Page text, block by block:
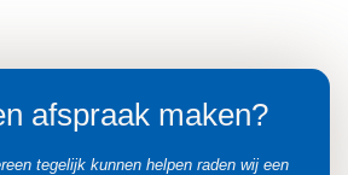
afspraak maken?
tegelijk kunnen helpen raden wij een